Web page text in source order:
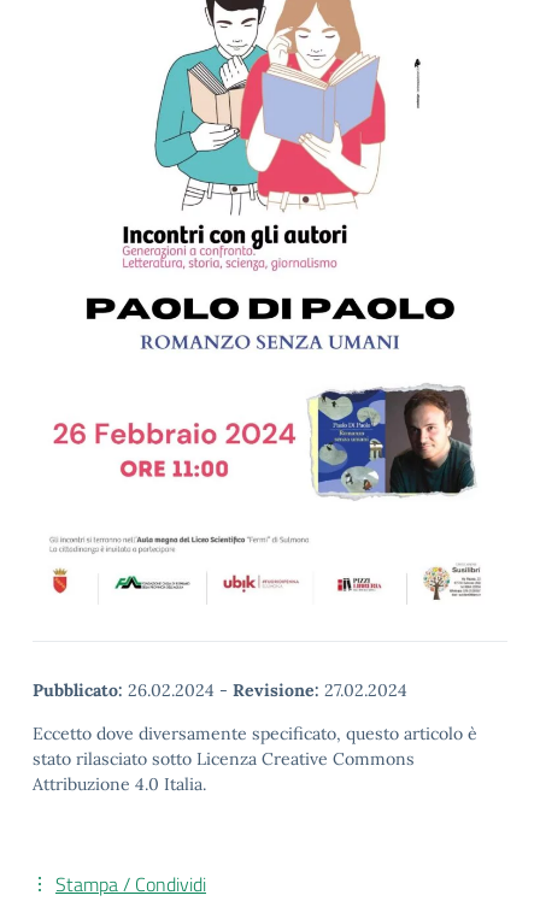
Pubblicato: 26.02.2024 - Revisione: 27.02.2024
Eccetto dove diversamente specificato, questo articolo è
stato rilasciato sotto Licenza Creative Commons
Attribuzione 4.0 Italia.
Stampa / Condividi